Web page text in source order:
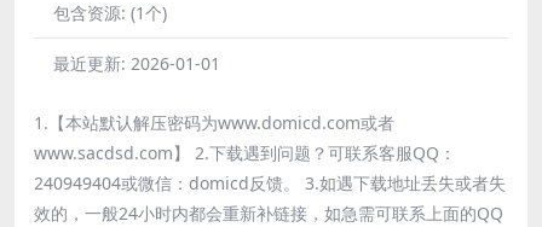
包含资源: (1个)
最近更新: 2026-01-01
1.【本站默认解压密码为www.domicd.com或者
www.sacdsd.com】 2.下载遇到问题？可联系客服QQ：
240949404或微信：domicd反馈。 3.如遇下载地址丢失或者失
效的，一般24小时内都会重新补链接，如急需可联系上面的QQ